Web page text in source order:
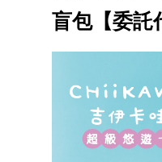
盲包【委託